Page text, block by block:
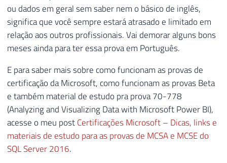
ou dados em geral sem saber nem o básico de inglês,
significa que você sempre estará atrasado e limitado em
relação aos outros profissionais. Vai demorar alguns bons
meses ainda para ter essa prova em Português.
E para saber mais sobre como funcionam as provas de
certificação da Microsoft, como funcionam as provas Beta
e também material de estudo pra prova 70-778
(Analyzing and Visualizing Data with Microsoft Power BI),
acesse o meu postCertificações Microsoft – Dicas, links e
materiais de estudo para as provas de MCSA e MCSE do
SQL Server 2016.